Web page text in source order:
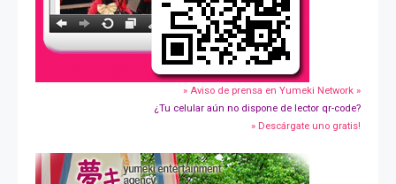
» Aviso de prensa en Yumeki Network »
¿Tu celular aún no dispone de lector qr-code?
» Descárgate uno gratis!